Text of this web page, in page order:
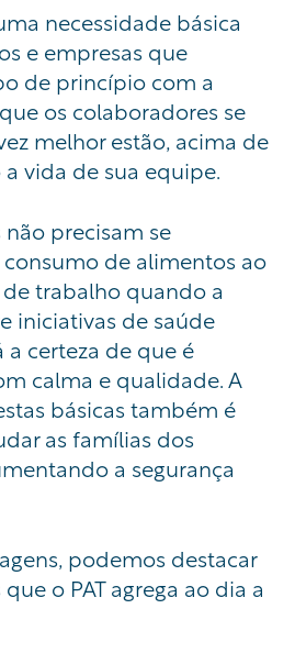
necessidade básica
e empresas que
de princípio com a
os colaboradores se
melhor estão, acima de
vida de sua equipe.
precisam se
de alimentos ao
trabalho quando a
iniciativas de saúde
certeza de que é
calma e qualidade. A
básicas também é
as famílias dos
a segurança
podemos destacar
o PAT agrega ao dia a